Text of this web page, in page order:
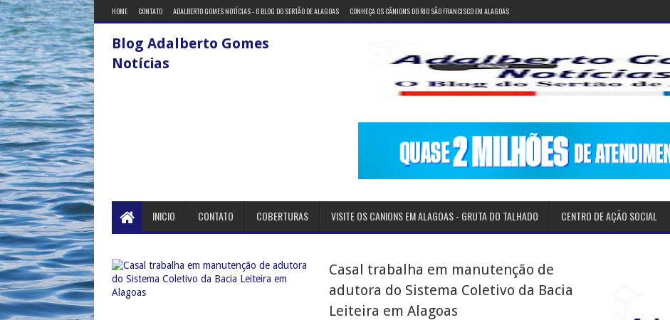
HOME CONTATO ADALBERTO GOMES NOTÍCIAS - O BLOG DO SERTÃO DE ALAGOAS CONHEÇA OS CÂNIONS DO RIO SÃO FRANCISCO EM ALAGOAS
Blog Adalberto Gomes
Notícias
INICIO CONTATO COBERTURAS VISITE OS CANIONS EM ALAGOAS - GRUTA DO TALHADO CENTRO DE AÇÃO SOCIAL
Casal trabalha em manutenção de
adutora do Sistema Coletivo da Bacia
Leiteira em Alagoas